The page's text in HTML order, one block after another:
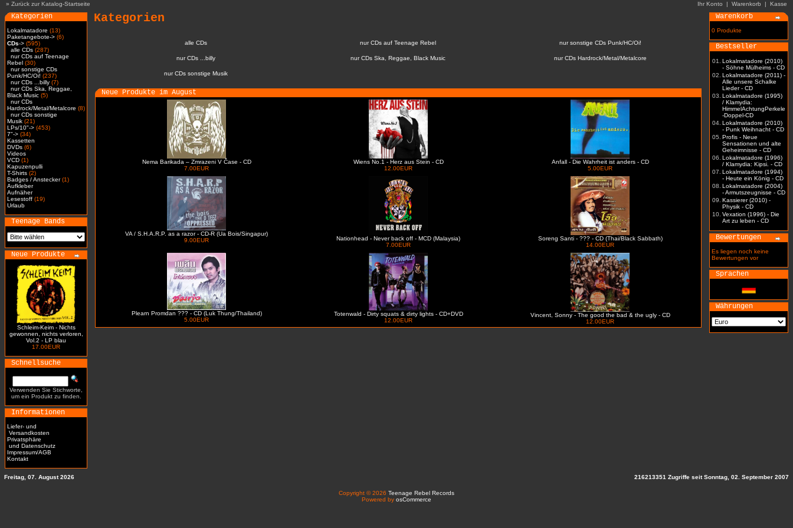
» Zurück zur Katalog-Startseite Ihr Konto | Warenkorb | Kasse
Kategorien
Lokalmatadore (13)
Paketangebote-> (6)
CDs-> (595)
alle CDs (287)
nur CDs auf Teenage
Rebel (30)
nur sonstige CDs
Punk/HC/Oi! (237)
nur CDs ...billy (7)
nur CDs Ska, Reggae,
Black Music (5)
nur CDs
Hardrock/Metal/Metalcore (8)
nur CDs sonstige
Musik (21)
LPs/10"-> (453)
7"-> (34)
Kassetten
DVDs (6)
Videos
VCD (1)
Kapuzenpulli
T-Shirts (2)
Badges / Anstecker(1)
Aufkleber
Aufnäher
Lesestoff (19)
Urlaub
Teenage Bands
Neue Produkte
Schleim-Keim - Nichts
gewonnen, nichts verloren,
Vol.2 - LP blau
17.00EUR
Schnellsuche
Verwenden Sie Stichworte,
um ein Produkt zu finden.
Informationen
Liefer- und
Versandkosten
Privatsphäre
und Datenschutz
Impressum/AGB
Kontakt
Kategorien
alle CDs nur CDs auf Teenage Rebel nur sonstige CDs Punk/HC/Oi!
nur CDs ...billy nur CDs Ska, Reggae, Black Music nur CDs Hardrock/Metal/Metalcore
nur CDs sonstige Musik
Neue Produkte im August
Nema Barikada – Zmrazeni V Čase - CD
7.00EUR
Wiens No.1 - Herz aus Stein - CD
12.00EUR
Anfall - Die Wahrheit ist anders - CD
5.00EUR
VA / S.H.A.R.P. as a razor - CD-R (Ua Bois/Singapur)
9.00EUR
Nationhead - Never back off - MCD (Malaysia)
7.00EUR
Soreng Santi - ??? - CD (Thai/Black Sabbath)
14.00EUR
Plearn Promdan ??? - CD (Luk Thung/Thailand)
5.00EUR
Totenwald - Dirty squats & dirty lights - CD+DVD
12.00EUR
Vincent, Sonny - The good the bad & the ugly - CD
12.00EUR
Warenkorb
0 Produkte
Bestseller
01.
Lokalmatadore (2010)
- Söhne Mülheims - CD
02. Lokalmatadore (2011) -
Alle unsere Schalke
Lieder - CD
03. Lokalmatadore (1995)
/ Klamydia:
HimmelAchtungPerkele
-Doppel-CD
04. Lokalmatadore (2010)
- Punk Weihnacht - CD
05. Profis - Neue
Sensationen und alte
Geheimnisse - CD
06. Lokalmatadore (1996)
/ Klamydia: Kipsi. - CD
07. Lokalmatadore (1994)
- Heute ein König - CD
08. Lokalmatadore (2004)
- Armutszeugnisse - CD
09. Kassierer (2010) -
Physik - CD
10. Vexation (1996) - Die
Art zu leben - CD
Bewertungen
Es liegen noch keine
Bewertungen vor
Sprachen
Währungen
Freitag, 07. August 2026 216213351 Zugriffe seit Sonntag, 02. September 2007
Copyright © 2026 Teenage Rebel Records
Powered by osCommerce